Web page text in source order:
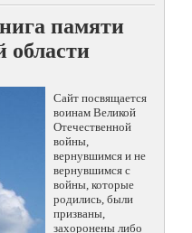
памяти
области
Сайт посвящается
воинам Великой
Отечественной
войны,
вернувшимся и не
вернувшимся с
войны, которые
родились, были
призваны,
захоронены либо